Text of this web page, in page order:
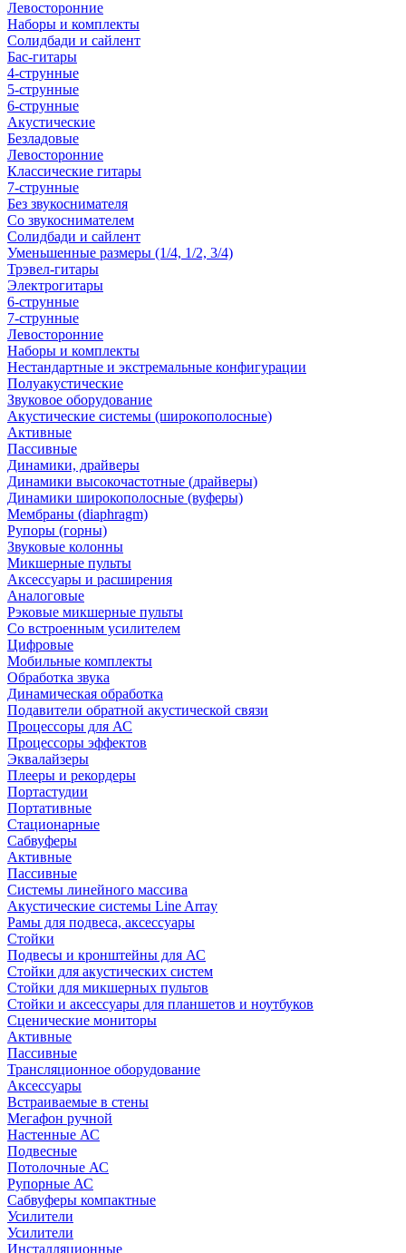
Левосторонние
Наборы и комплекты
Солидбади и сайлент
Бас-гитары
4-струнные
5-струнные
6-струнные
Акустические
Безладовые
Левосторонние
Классические гитары
7-струнные
Без звукоснимателя
Со звукоснимателем
Солидбади и сайлент
Уменьшенные размеры (1/4, 1/2, 3/4)
Трэвел-гитары
Электрогитары
6-струнные
7-струнные
Левосторонние
Наборы и комплекты
Нестандартные и экстремальные конфигурации
Полуакустические
Звуковое оборудование
Акустические системы (широкополосные)
Активные
Пассивные
Динамики, драйверы
Динамики высокочастотные (драйверы)
Динамики широкополосные (вуферы)
Мембраны (diaphragm)
Рупоры (горны)
Звуковые колонны
Микшерные пульты
Аксессуары и расширения
Аналоговые
Рэковые микшерные пульты
Со встроенным усилителем
Цифровые
Мобильные комплекты
Обработка звука
Динамическая обработка
Подавители обратной акустической связи
Процессоры для АС
Процессоры эффектов
Эквалайзеры
Плееры и рекордеры
Портастудии
Портативные
Стационарные
Сабвуферы
Активные
Пассивные
Системы линейного массива
Акустические системы Line Array
Рамы для подвеса, аксессуары
Стойки
Подвесы и кронштейны для АС
Стойки для акустических систем
Стойки для микшерных пультов
Стойки и аксессуары для планшетов и ноутбуков
Сценические мониторы
Активные
Пассивные
Трансляционное оборудование
Аксессуары
Встраиваемые в стены
Мегафон ручной
Настенные АС
Подвесные
Потолочные АС
Рупорные АС
Сабвуферы компактные
Усилители
Усилители
Инсталляционные